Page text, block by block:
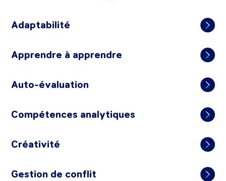
Adaptabilité
Apprendre à apprendre
Auto-évaluation
Compétences analytiques
Créativité
Gestion de conflit